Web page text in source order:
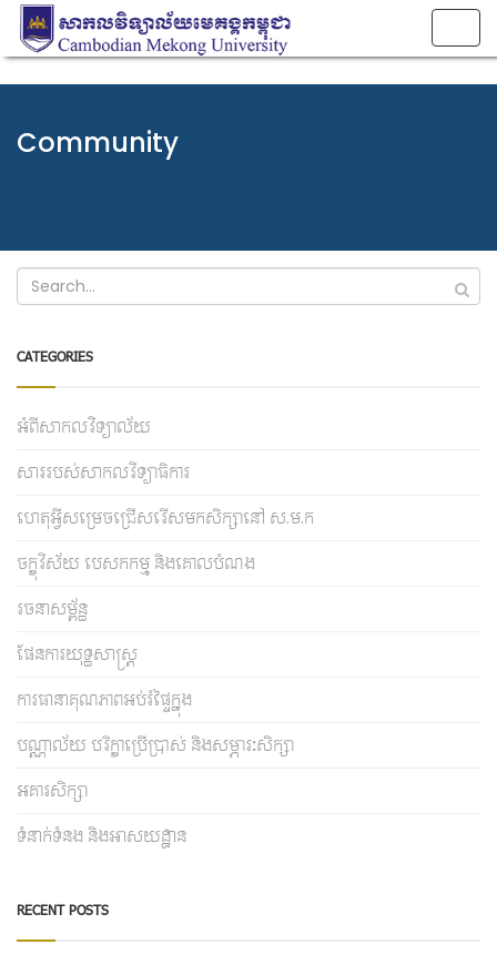
Community
CATEGORIES
អំពីសាកលវិទ្យាល័យ
សាររបស់សាកលវិទ្យាធិការ
ហេតុអ្វីសម្រេចជ្រើសរើសមកសិក្សានៅ ស.ម.ក
ចក្ខុវិស័យ បេសកកម្ម និងគោលបំណង
រចនាសម្ព័ន្ធ
ផែនការយុទ្ធសាស្រ្ត
ការធានាគុណភាពអប់រំផ្ទៃក្នុង
បណ្ណាល័យ បរិក្ខាប្រើប្រាស់ និងសម្ភារៈសិក្សា
អគារសិក្សា
ទំនាក់ទំនង និងអាសយដ្ឋាន
RECENT POSTS